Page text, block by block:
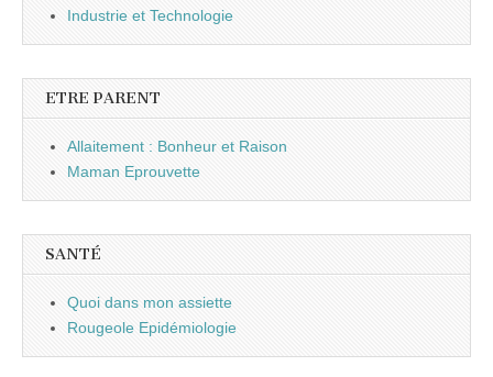
Industrie et Technologie
ETRE PARENT
Allaitement : Bonheur et Raison
Maman Eprouvette
SANTÉ
Quoi dans mon assiette
Rougeole Epidémiologie